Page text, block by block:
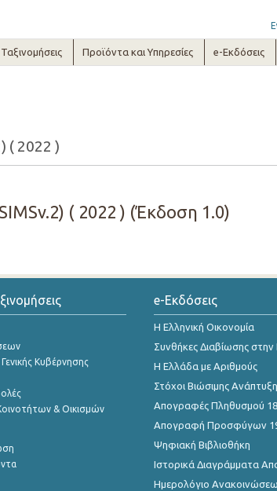
Προϊόντα και Υπηρεσίες e-Εκδόσεις
( 2022 )
( 2022 ) (Έκδοση 1.0)
Κυβέρνησης
& Οικισμών
e-Εκδόσεις
Η Ελληνική Οικονομία
Συνθήκες Διαβίωσης
Η Ελλάδα με Αριθμούς
Στόχοι Βιώσιμης
Απογραφές Πληθυσμού
Απογραφή Προσφύγων
Ψηφιακή Βιβλιοθήκη
Ιστορικά Διαγράμματα
Ημερολόγιο